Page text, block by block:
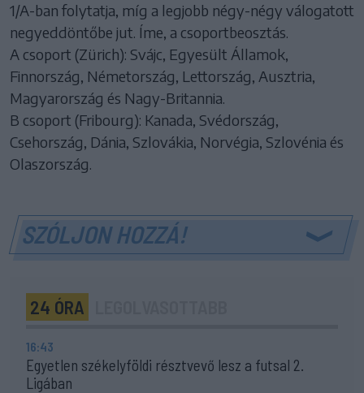
1/A-ban folytatja, míg a legjobb négy-négy válogatott
negyeddöntőbe jut. Íme, a csoportbeosztás.
A csoport (Zürich): Svájc, Egyesült Államok,
Finnország, Németország, Lettország, Ausztria,
Magyarország és Nagy-Britannia.
B csoport (Fribourg): Kanada, Svédország,
Csehország, Dánia, Szlovákia, Norvégia, Szlovénia és
Olaszország.
SZÓLJON HOZZÁ!
24 ÓRA
16:43
Egyetlen székelyföldi résztvevő lesz a futsal 2.
Ligában